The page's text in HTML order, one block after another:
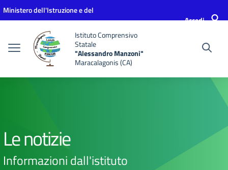
Vai ai contenuti
Vai al menu di navigazione
Vai al footer
Ministero dell'Istruzione e del
Accedi
Istituto Comprensivo
Statale
"Alessandro Manzoni"
Maracalagonis (CA)
Le notizie
Informazioni dall'istituto